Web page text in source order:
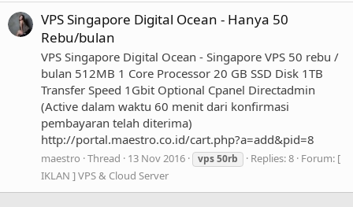
VPS Singapore Digital Ocean - Hanya 50
Rebu/bulan
VPS Singapore Digital Ocean - Singapore VPS 50 rebu /
bulan 512MB 1 Core Processor 20 GB SSD Disk 1TB
Transfer Speed 1Gbit Optional Cpanel Directadmin
(Active dalam waktu 60 menit dari konfirmasi
pembayaran telah diterima)
http://portal.maestro.co.id/cart.php?a=add&pid=8
maestro Thread 13 Nov 2016 vps50rb Replies: 8 Forum: [
IKLAN ] VPS & Cloud Server